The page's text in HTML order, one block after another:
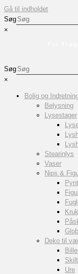
Gå til indholdet
Søg
×
Søg
×
Bolig og
Belysning
Lysestager
Stearinlys
Vaser
Nips &
Pynt
Deko til
Ure